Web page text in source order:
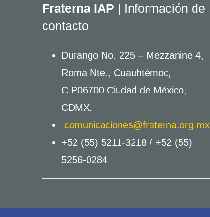
Fraterna IAP | Información de
contacto
Durango No. 225 – Mezzanine 4,
Roma Nte., Cuauhtémoc,
C.P06700 Ciudad de México,
CDMX.
comunicaciones@fraterna.org.mx
+52 (55) 5211-3218 / +52 (55)
5256-0284